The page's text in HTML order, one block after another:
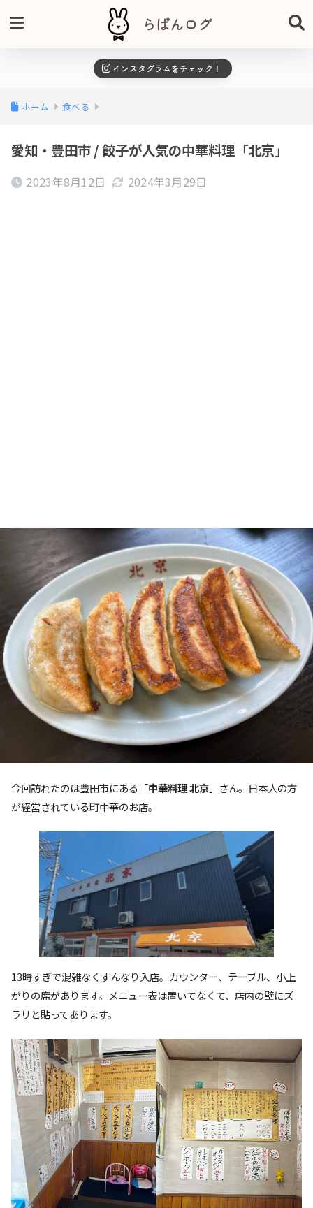
らぱんログ
インスタグラムをチェック！
ホーム 食べる
愛知・豊田市 / 餃子が人気の中華料理「北京」
2023年8月12日 2024年3月29日
今回訪れたのは豊田市にある「中華料理 北京」さん。日本人の方
が経営されている町中華のお店。
13時すぎで混雑なくすんなり入店。カウンター、テーブル、小上
がりの席があります。メニュー表は置いてなくて、店内の壁にズ
ラリと貼ってあります。